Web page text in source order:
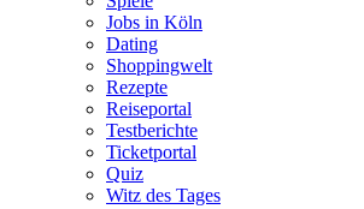
Jobs in Köln
Dating
Shoppingwelt
Rezepte
Reiseportal
Testberichte
Ticketportal
Quiz
Witz des Tages